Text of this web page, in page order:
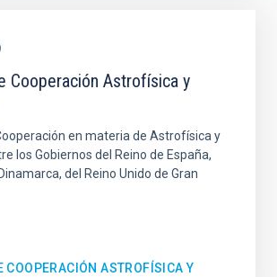
Cooperación Astrofísica y
en materia de Astrofísica y
los Gobiernos del Reino de España,
del Reino Unido de Gran
COOPERACIÓN ASTROFÍSICA Y